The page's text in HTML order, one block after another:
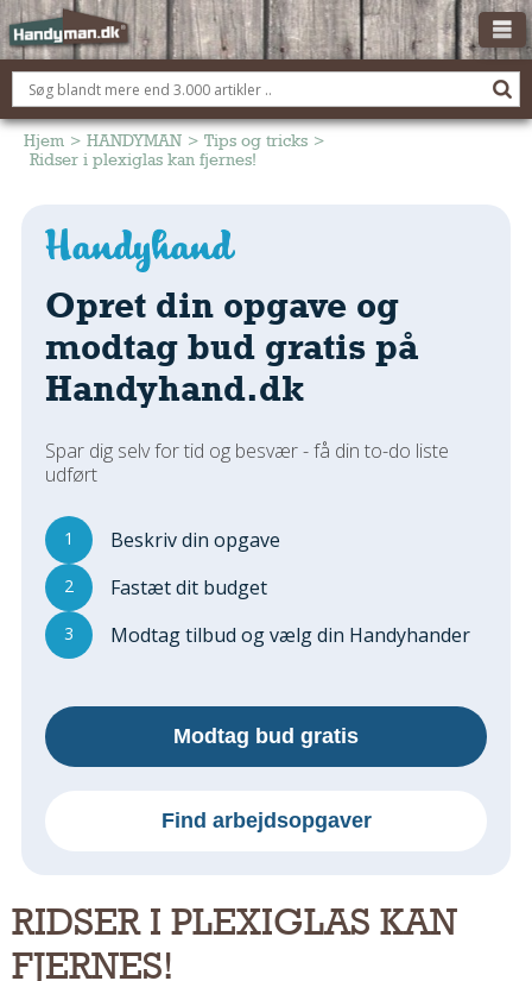
OM HANDYMAN.DK
FÅ 3 TILBUD
ANNONCERING
TØMRER/SNEDKER
Montage Og Nybyg
Reparation Og Vedligehold
Alt Om Køkkenet
Om Materialer
Andet
Regler Og Love
Udskiftning Og Montage
Om Materialer
Tips Og Tests
Montage Og Udskiftning
Reparation Og Vedligehold
Udendørs
Kan Det Males?
Hjem > HANDYMAN > Tips og tricks >
Ridser i plexiglas kan fjernes!
Opret din opgave og
modtag bud gratis på
Handyhand.dk
Spar dig selv for tid og besvær - få din to-do liste
udført
1 Beskriv din opgave
2 Fastæt dit budget
3 Modtag tilbud og vælg din Handyhander
Modtag bud gratis
Find arbejdsopgaver
RIDSER I PLEXIGLAS KAN
FJERNES!